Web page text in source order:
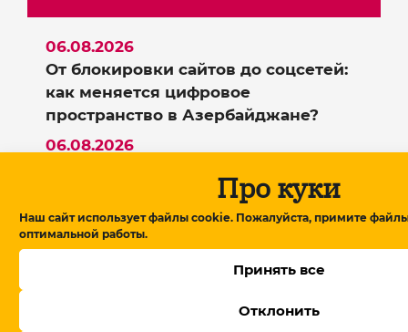
Про куки
Наш сайт использует файлы cookie. Пожалуйста, примите
оптимальной работы.
Принять все
Отклонить
От блокировки сайтов до соцсетей:
как меняется цифровое
пространство в Азербайджане?
06.08.2026
на переговорах в Армении: детали
обсуждений
06.08.2026
В Армении утвердили
посты профессионалам
05.08.2026